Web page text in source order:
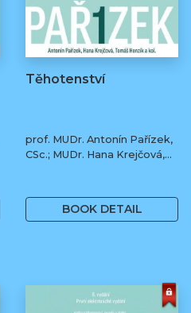
Těhotenství
prof. MUDr. Antonín Pařízek,
CSc.; MUDr. Hana Krejčová,
BOOK DETAIL